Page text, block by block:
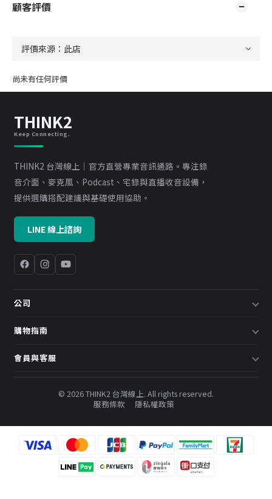
顧客評價
尚未有任何評價
THINK2
Keep Connecting.
THINK2 台灣線上｜官方直營專業音訊通路。專注錄
音介面、麥克風、Podcast、宅錄與直播收音設備，
提供選購搭配建議與基礎使用協助。
LINE 線上諮詢
公司
關於我們
預約諮詢
購物指南
配送說明
常見問題
會員與客服
會員中心
© 2026 THINK2 台灣線上. All rights reserved.
服務條款
隱私權政策